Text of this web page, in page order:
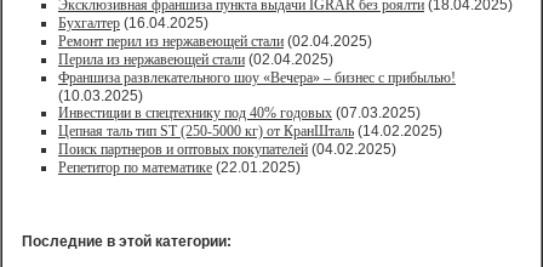
Эксклюзивная франшиза пункта выдачи IGRAR без роялти (18.04.2025)
Бухгалтер (16.04.2025)
Ремонт перил из нержавеющей стали (02.04.2025)
Перила из нержавеющей стали (02.04.2025)
Франшиза развлекательного шоу «Вечера» – бизнес с прибылью!
(10.03.2025)
Инвестиции в спецтехнику под 40% годовых (07.03.2025)
Цепная таль тип ST (250-5000 кг) от КранШталь (14.02.2025)
Поиск партнеров и оптовых покупателей (04.02.2025)
Репетитор по математике (22.01.2025)
Последние в этой категории: